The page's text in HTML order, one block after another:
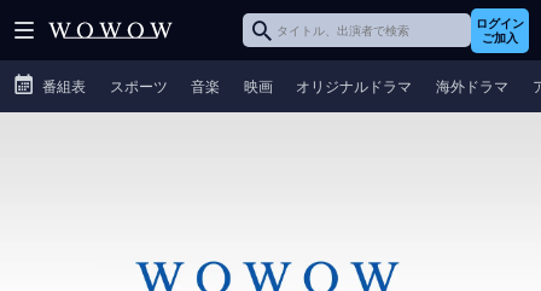
ログイン
ご加入
番組表 スポーツ 音楽 映画 オリジナルドラマ 海外ドラマ